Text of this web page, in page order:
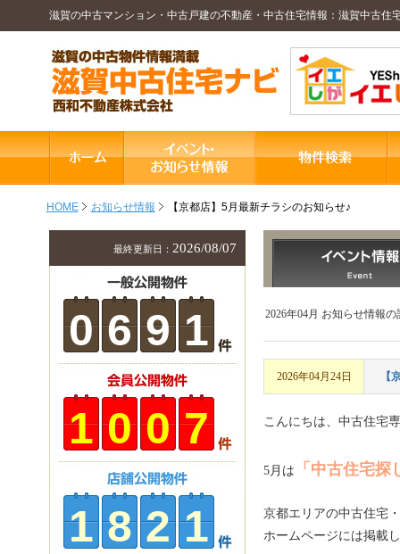
滋賀の中古マンション・中古戸建の不動産・中古住宅情報：滋賀中古住
HOME お知らせ情報 【京都店】5月最新チラシのお知らせ♪
2026年04月 お知らせ情報の
2026年04月24日 【
こんにちは、中古住宅
5月は 「中古住宅探
京都エリアの中古住宅
ホームページには掲載
最終更新日： 2026/08/07
0 6 9 1
1 0 0 7
1 8 2 1